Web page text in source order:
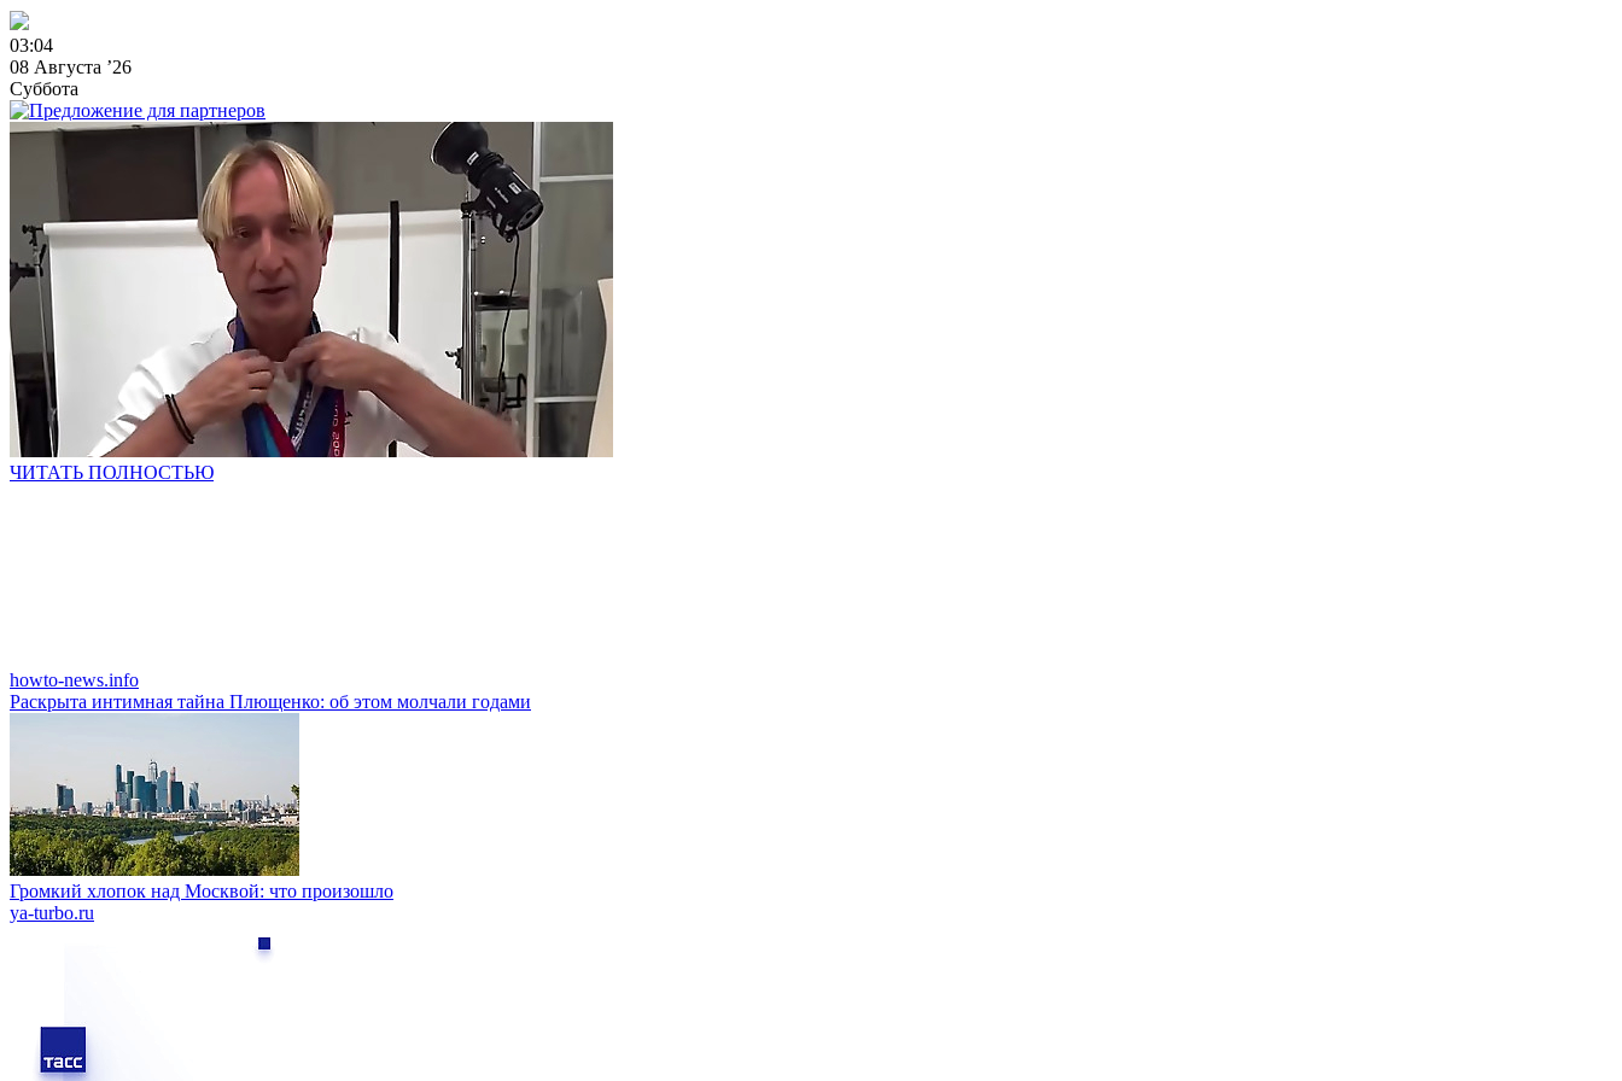
03:04
08 Августа ’26
Суббота
ЧИТАТЬ ПОЛНОСТЬЮ
howto-news.info
Раскрыта интимная тайна Плющенко: об этом молчали годами
Громкий хлопок над Москвой: что произошло
ya-turbo.ru